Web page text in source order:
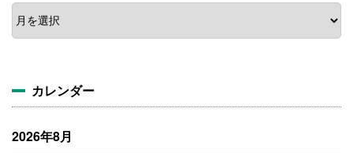
ア
ー
カ
カレンダー
2026年8月